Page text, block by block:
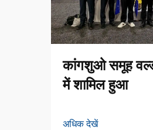
कांगशुओ समूह
में शामिल हुआ
अधिक देखें